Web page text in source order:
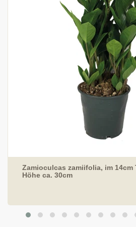
Zamioculcas zamiifolia, im 14cm
Höhe ca. 30cm